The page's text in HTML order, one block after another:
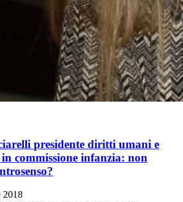
presidente diritti umani e
commissione infanzia: non
2018